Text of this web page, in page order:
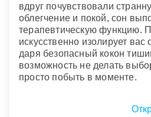
вдруг почувствовали
облегчение и покой, сон
терапевтическую функцию.
искусственно изолирует
даря безопасный кокон
возможность не делать
просто побыть в моменте.